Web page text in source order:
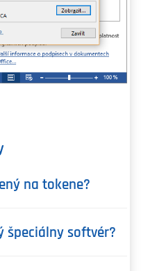
na tokene?
špeciálny softvér?